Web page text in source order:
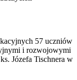
57 uczniów
i rozwojowymi
Józefa Tischnera w